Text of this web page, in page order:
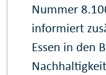
Nummer
informiert
Essen in den